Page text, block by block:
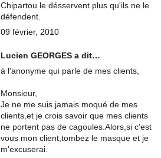
Chipartou le désservent plus qu'ils ne le
défendent.
09 février, 2010
Lucien GEORGES a dit…
à l'anonyme qui parle de mes clients,
Monsieur,
Je ne me suis jamais moqué de mes
clients,et je crois savoir que mes clients
ne portent pas de cagoules.Alors,si c'est
vous mon client,tombez le masque et je
m'excuserai.